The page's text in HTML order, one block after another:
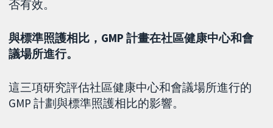
否有效。
與標準照護相比，GMP 計畫在社區健康中心和會
議場所進行。
這三項研究評估社區健康中心和會議場所進行的
GMP 計劃與標準照護相比的影響。